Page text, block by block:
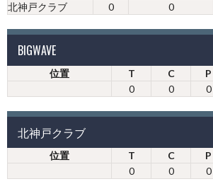
北神戸クラブ
0 0
BIGWAVE
位置 T C P
0
0 0
北神戸クラブ
位置 T C P
0
0 0